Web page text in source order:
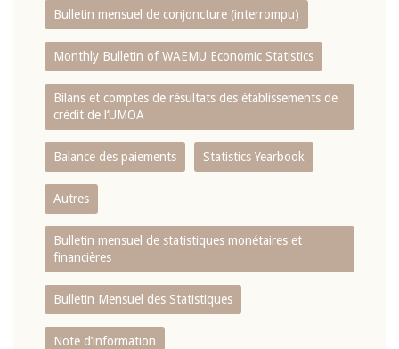
Bulletin mensuel de conjoncture (interrompu)
Monthly Bulletin of WAEMU Economic Statistics
Bilans et comptes de résultats des établissements de
crédit de l‘UMOA
Balance des paiements Statistics Yearbook
Autres
Bulletin mensuel de statistiques monétaires et
financières
Bulletin Mensuel des Statistiques
Note d’information